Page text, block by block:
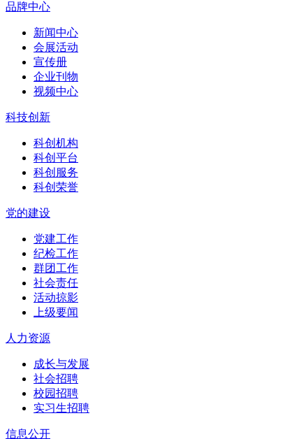
品牌中心
新闻中心
会展活动
宣传册
企业刊物
视频中心
科技创新
科创机构
科创平台
科创服务
科创荣誉
党的建设
党建工作
纪检工作
群团工作
社会责任
活动掠影
上级要闻
人力资源
成长与发展
社会招聘
校园招聘
实习生招聘
信息公开